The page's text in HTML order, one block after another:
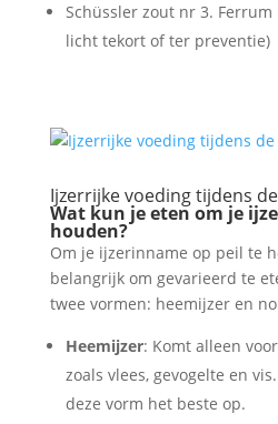
Schüssler zout nr 3.
licht tekort of ter preventie)
Ijzerrijke voeding tijdens
Wat kun je eten om je
houden?
Om je ijzerinname op peil te
belangrijk om gevarieerd te
twee vormen: heemijzer en
Heemijzer: Komt alleen
zoals vlees, gevogelte en
deze vorm het beste op.